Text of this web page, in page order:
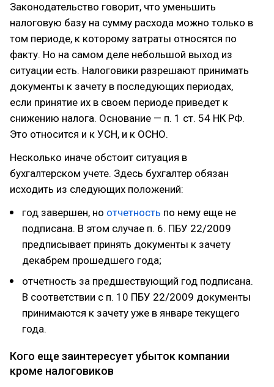
Законодательство говорит, что уменьшить
налоговую базу на сумму расхода можно только в
том периоде, к которому затраты относятся по
факту. Но на самом деле небольшой выход из
ситуации есть. Налоговики разрешают принимать
документы к зачету в последующих периодах,
если принятие их в своем периоде приведет к
снижению налога. Основание — п. 1 ст. 54 НК РФ.
Это относится и к УСН, и к ОСНО.
Несколько иначе обстоит ситуация в
бухгалтерском учете. Здесь бухгалтер обязан
исходить из следующих положений:
год завершен, но отчетность по нему еще не
подписана. В этом случае п. 6. ПБУ 22/2009
предписывает принять документы к зачету
декабрем прошедшего года;
отчетность за предшествующий год подписана.
В соответствии с п. 10 ПБУ 22/2009 документы
принимаются к зачету уже в январе текущего
года.
Кого еще заинтересует убыток компании
кроме налоговиков